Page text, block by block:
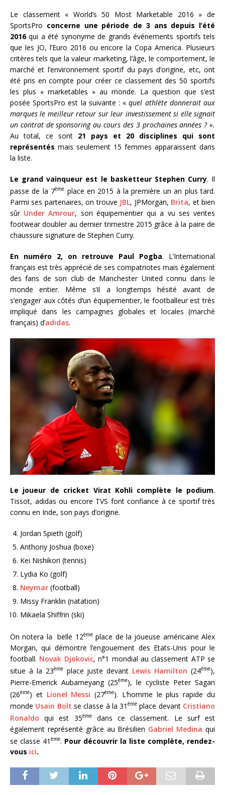
Le classement « World’s 50 Most Marketable 2016 » de
SportsPro concerne une période de 3 ans depuis l’été
2016qui a été synonyme de grands événements sportifs tels
que les JO, l’Euro 2016 ou encore la Copa America. Plusieurs
critères tels que la valeur marketing, l’âge, le comportement, le
marché et l’environnement sportif du pays d’origine, etc, ont
été pris en compte pour créer ce classement des 50 sportifs
les plus « marketables » au monde. La question que s’est
posée SportsPro est la suivante : «quel athlète donnerait aux
marques le meilleur retour sur leur investissement si elle signait
un contrat de sponsoring au cours des 3 prochaines années ? ».
Au total, ce sont 21 pays et 20 disciplines qui sont
représentés mais seulement 15 femmes apparaissent dans
la liste.
Le grand vainqueur est le basketteur Stephen Curry. Il
passe de la 7ème place en 2015 à la première un an plus tard.
Parmi ses partenaires, on trouve JBL, JPMorgan, Brita, et bien
sûr Under Amrour, son équipementier qui a vu ses ventes
footwear doubler au dernier trimestre 2015 grâce à la paire de
chaussure signature de Stephen Curry.
En numéro 2, on retrouve Paul Pogba. L’International
français est très apprécié de ses compatriotes mais également
des fans de son club de Manchester United connu dans le
monde entier. Même s’il a longtemps hésité avant de
s’engager aux côtés d’un équipementier, le footballeur est très
impliqué dans les campagnes globales et locales (marché
français) d’adidas.
Le joueur de cricket Virat Kohli complète le podium.
Tissot, adidas ou encore TVS font confiance à ce sportif très
connu en Inde, son pays d’origine.
Jordan Spieth (golf)
Anthony Joshua (boxe)
Kei Nishikori (tennis)
Lydia Ko (golf)
Neymar (football)
Missy Franklin (natation)
Mikaela Shiffrin (ski)
On notera la belle 12èmeplace de la joueuse américaine Alex
Morgan, qui démontre l’engouement des Etats-Unis pour le
football. Novak Djokovic, n°1 mondial au classement ATP se
situe à la 23èmeplace juste devant Lewis Hamilton (24ème),
Pierre-Emerick Aubameyang (25ème), le cycliste Peter Sagan
(26ème) et Lionel Messi (27ème). L’homme le plus rapide du
monde Usain Bolt se classe à la 31ème place devant Cristiano
Ronaldo qui est 35èmedans ce classement. Le surf est
également représenté grâce au Brésilien Gabriel Medina qui
se classe 41 ème. Pour découvrir la liste complète, rendez-
vous ici.